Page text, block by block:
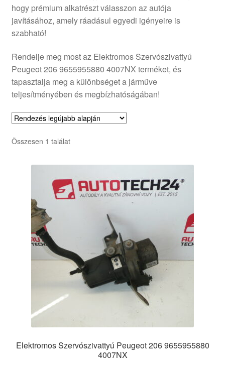
Szállítás világszerte
Szekér
hogy prémium alkatrészt válasszon az autója
javításához, amely ráadásul egyedi igényeire is
szabható!
Rendelje meg most az Elektromos Szervószivattyú
Peugeot 206 9655955880 4007NX terméket, és
tapasztalja meg a különbséget a járműve
teljesítményében és megbízhatóságában!
Összesen 1 találat
Elektromos Szervószivattyú Peugeot 206 9655955880
4007NX